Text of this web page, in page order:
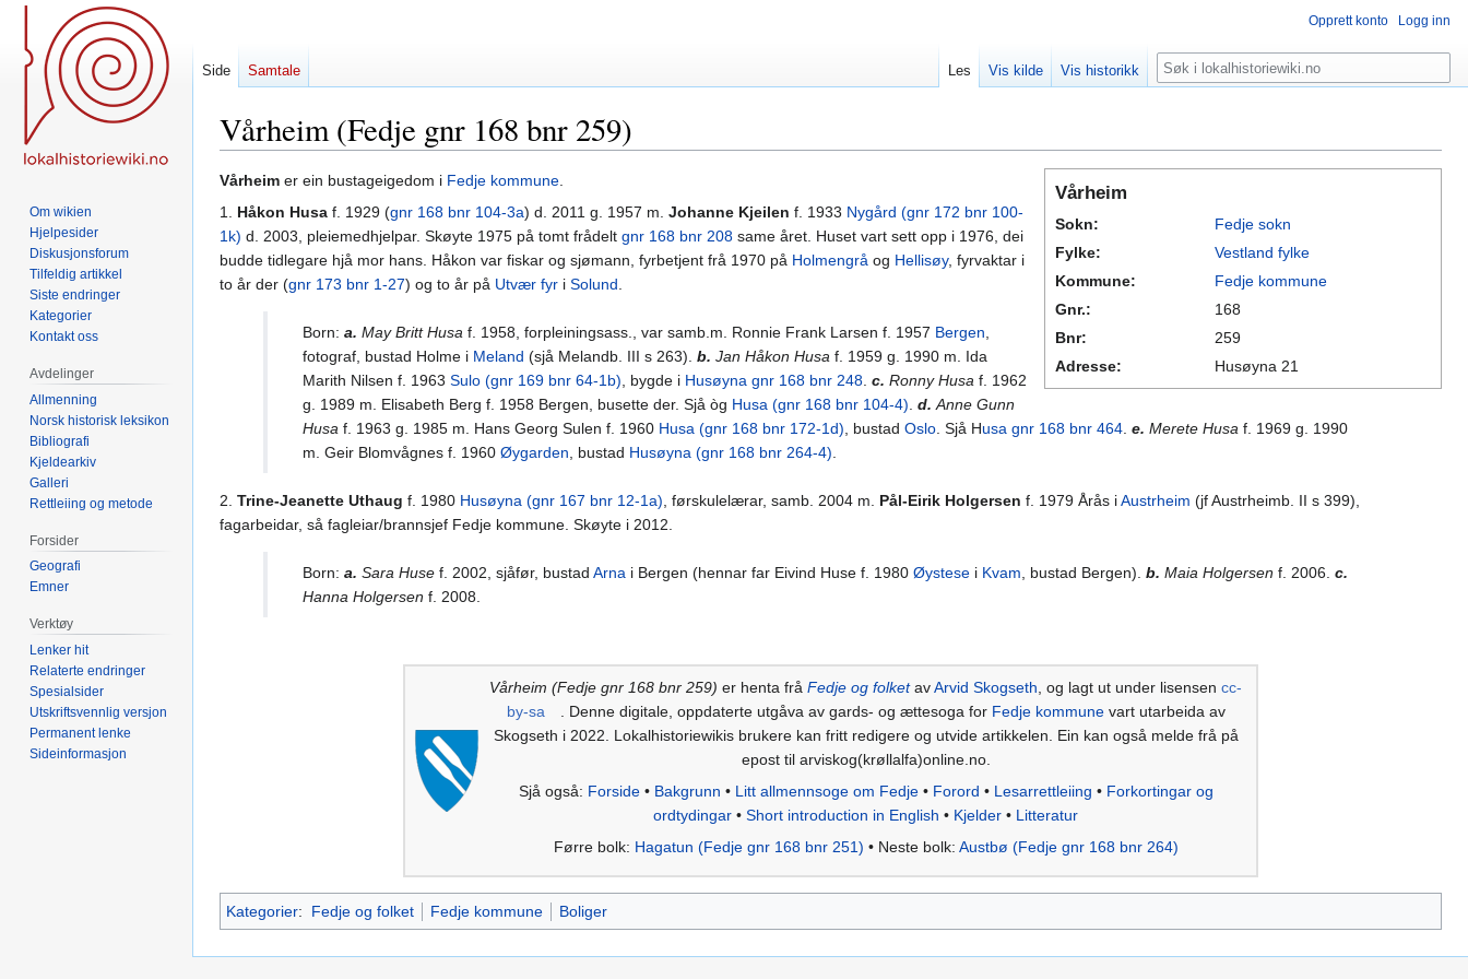
Vårheim (Fedje gnr 168 bnr 259)
Hopp
til
navigering
Hopp
til
søk
Vårheim
Sokn:
Fedje sokn
Fylke:
Vestland fylke
Kommune:
Fedje kommune
Gnr.:
168
Bnr:
259
Adresse:
Husøyna 21
Vårheim er ein bustageigedom i Fedje kommune.
1. Håkon Husa f. 1929 (gnr 168 bnr 104-3a) d. 2011 g. 1957 m. Johanne Kjeilen f. 1933 Nygård (gnr 172 bnr 100-
1k) d. 2003, pleiemedhjelpar. Skøyte 1975 på tomt frådelt gnr 168 bnr 208 same året. Huset vart sett opp i 1976, dei
budde tidlegare hjå mor hans. Håkon var fiskar og sjømann, fyrbetjent frå 1970 på Holmengrå og Hellisøy, fyrvaktar i
to år der (gnr 173 bnr 1-27) og to år på Utvær fyr i Solund.
Born: a. May Britt Husa f. 1958, forpleiningsass., var samb.m. Ronnie Frank Larsen f. 1957 Bergen,
fotograf, bustad Holme i Meland (sjå Melandb. III s 263). b. Jan Håkon Husa f. 1959 g. 1990 m. Ida
Marith Nilsen f. 1963 Sulo (gnr 169 bnr 64-1b), bygde i Husøyna gnr 168 bnr 248. c. Ronny Husa f. 1962
g. 1989 m. Elisabeth Berg f. 1958 Bergen, busette der. Sjå òg Husa (gnr 168 bnr 104-4). d. Anne Gunn
Husa f. 1963 g. 1985 m. Hans Georg Sulen f. 1960 Husa (gnr 168 bnr 172-1d), bustad Oslo. Sjå Husa gnr 168 bnr 464. e. Merete Husa f. 1969 g. 1990
m. Geir Blomvågnes f. 1960 Øygarden, bustad Husøyna (gnr 168 bnr 264-4).
2. Trine-Jeanette Uthaug f. 1980 Husøyna (gnr 167 bnr 12-1a), førskulelærar, samb. 2004 m. Pål-Eirik Holgersen f. 1979 Årås iAustrheim (jf Austrheimb. II s 399),
fagarbeidar, så fagleiar/brannsjef Fedje kommune. Skøyte i 2012.
Born: a. Sara Huse f. 2002, sjåfør, bustad Arna i Bergen (hennar far Eivind Huse f. 1980 Øystese i Kvam, bustad Bergen). b. Maia Holgersen f. 2006. c.
Hanna Holgersen f. 2008.
Vårheim (Fedje gnr 168 bnr 259) er henta frå Fedje og folketavArvid Skogseth, og lagt ut under lisensen cc-
by-sa
. Denne digitale, oppdaterte utgåva av gards- og ættesoga for Fedje kommunevart utarbeida av
Skogseth i 2022. Lokalhistoriewikis brukere kan fritt redigere og utvide artikkelen. Ein kan også melde frå på
epost til arviskog(krøllalfa)online.no.
Sjå også: Forside• Bakgrunn • Litt allmennsoge om Fedje• Forord • Lesarrettleiing • Forkortingar og
ordtydingar • Short introduction in English • Kjelder • Litteratur
Førre bolk: Hagatun (Fedje gnr 168 bnr 251) • Neste bolk: Austbø (Fedje gnr 168 bnr 264)
Kategorier: Fedje og folket Fedje kommune Boliger
Opprett konto Logg inn
Side Samtale Les Vis kilde Vis historikk Søk
Om wikien
Hjelpesider
Diskusjonsforum
Tilfeldig artikkel
Siste endringer
Kategorier
Kontakt oss
Avdelinger
Allmenning
Norsk historisk leksikon
Bibliografi
Kjeldearkiv
Galleri
Rettleiing og metode
Forsider
Geografi
Emner
Verktøy
Lenker hit
Relaterte endringer
Spesialsider
Utskriftsvennlig versjon
Permanent lenke
Sideinformasjon